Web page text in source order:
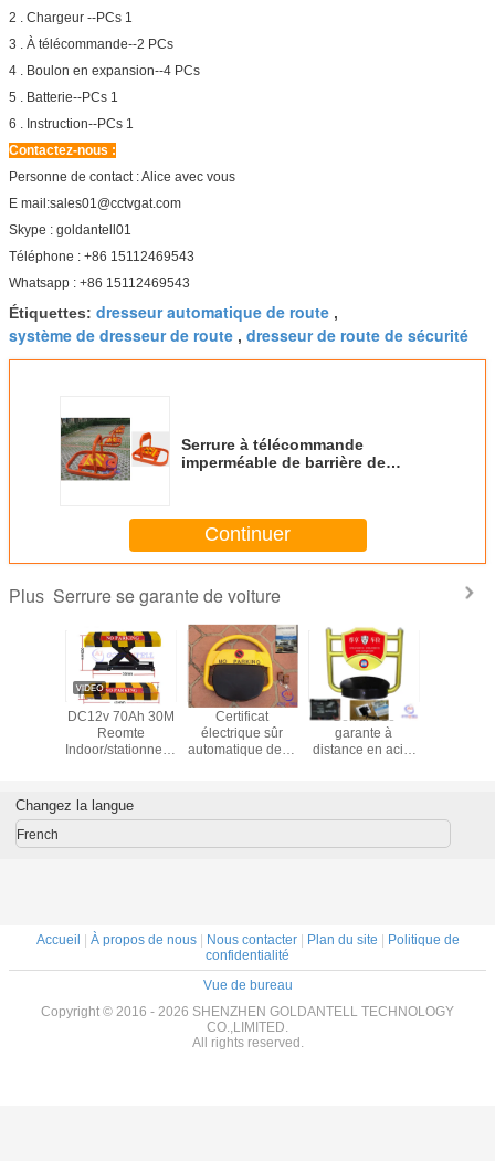
2 . Chargeur --PCs 1
3 . À télécommande--2 PCs
4 . Boulon en expansion--4 PCs
5 . Batterie--PCs 1
6 . Instruction--PCs 1
Contactez-nous :
Personne de contact : Alice avec vous
E mail:sales01@cctvgat.com
Skype : goldantell01
Téléphone : +86 15112469543
Whatsapp : +86 15112469543
Étiquettes: dresseur automatique de route ,
système de dresseur de route , dresseur de route de sécurité
Serrure à télécommande
imperméable de barrière de
Continuer
Plus Serrure se garante de voiture
long
DC12v 70Ah 30M
Reomte
Indoor/stationnement
clef 3 à 4 mois de
rechargeable
Certificat
électrique sûr
automatique de la
Serrure se
garante à
distance en acier
serrure
Changez la langue
French
Accueil | À propos de nous| Nous contacter| Plan du site | Politique de
confidentialité
Vue de bureau
Copyright © 2016 - 2026 SHENZHEN GOLDANTELL TECHNOLOGY
CO.,LIMITED.
All rights reserved.